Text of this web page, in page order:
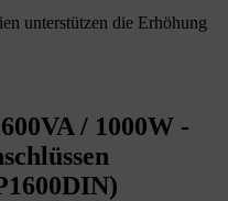
unterstützen die Erhöhung
/ 1000W -